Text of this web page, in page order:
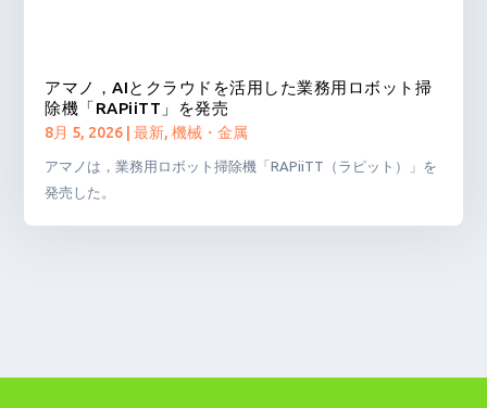
アマノ，AIとクラウドを活用した業務用ロボット掃
除機「RAPiiTT」を発売
8月 5, 2026 |最新,機械・金属
アマノは，業務用ロボット掃除機「RAPiiTT（ラピット）」を
発売した。